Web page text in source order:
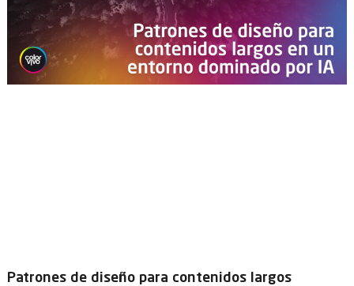
Patrones de diseño para contenidos largos